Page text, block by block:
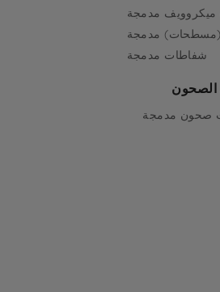
ميكروويف مدمجة
(مسطحات) مدمجة
شفاطات مدمجة
صحون مدمجة